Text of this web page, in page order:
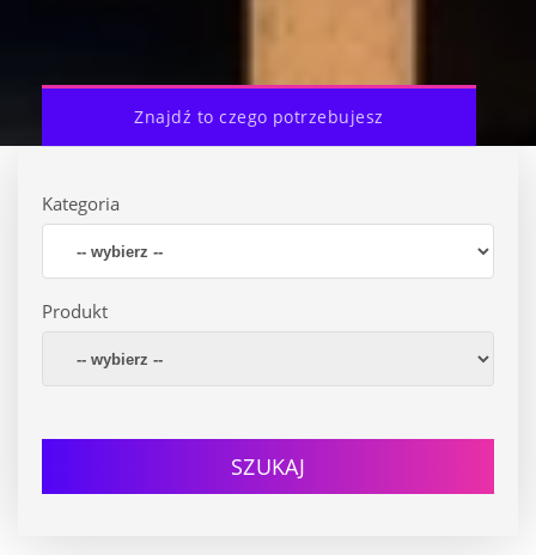
Znajdź to czego potrzebujesz
Kategoria
Produkt
SZUKAJ